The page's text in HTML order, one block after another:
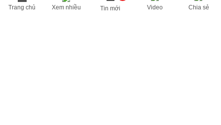
Trang chủ Xem nhiều Tin mới Video Chia sẻ